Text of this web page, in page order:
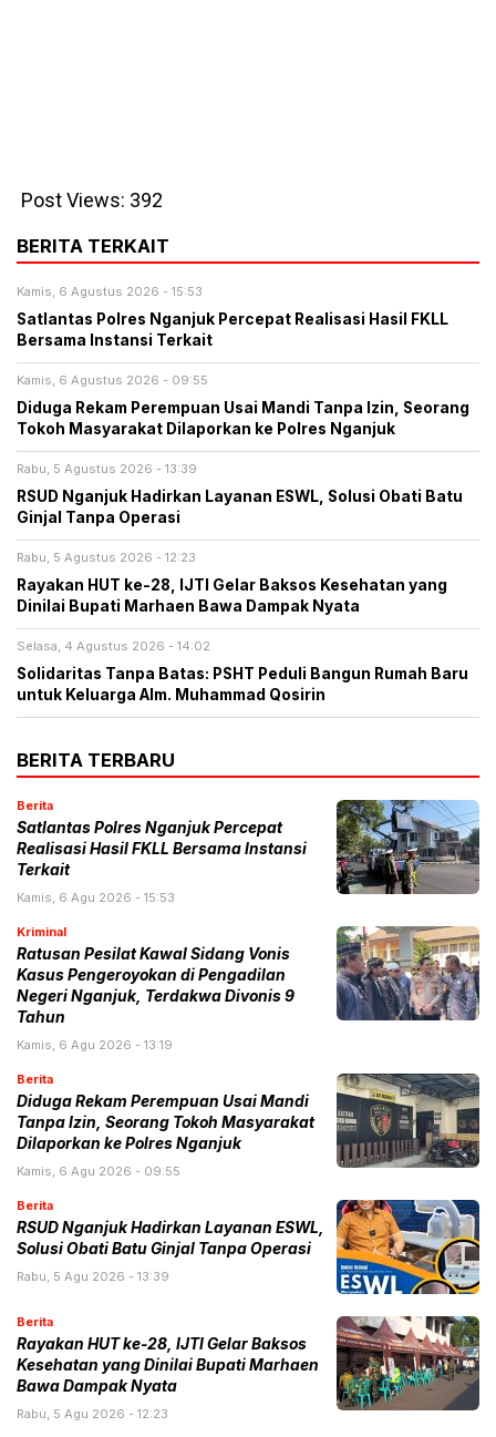
Post Views: 392
BERITA TERKAIT
Kamis, 6 Agustus 2026 - 15:53
Satlantas Polres Nganjuk Percepat Realisasi Hasil FKLL
Bersama Instansi Terkait
Kamis, 6 Agustus 2026 - 09:55
Diduga Rekam Perempuan Usai Mandi Tanpa Izin, Seorang
Tokoh Masyarakat Dilaporkan ke Polres Nganjuk
Rabu, 5 Agustus 2026 - 13:39
RSUD Nganjuk Hadirkan Layanan ESWL, Solusi Obati Batu
Ginjal Tanpa Operasi
Rabu, 5 Agustus 2026 - 12:23
Rayakan HUT ke-28, IJTI Gelar Baksos Kesehatan yang
Dinilai Bupati Marhaen Bawa Dampak Nyata
Selasa, 4 Agustus 2026 - 14:02
Solidaritas Tanpa Batas: PSHT Peduli Bangun Rumah Baru
untuk Keluarga Alm. Muhammad Qosirin
BERITA TERBARU
Berita
Satlantas Polres Nganjuk Percepat
Realisasi Hasil FKLL Bersama Instansi
Terkait
Kamis, 6 Agu 2026 - 15:53
Kriminal
Ratusan Pesilat Kawal Sidang Vonis
Kasus Pengeroyokan di Pengadilan
Negeri Nganjuk, Terdakwa Divonis 9
Tahun
Kamis, 6 Agu 2026 - 13:19
Berita
Diduga Rekam Perempuan Usai Mandi
Tanpa Izin, Seorang Tokoh Masyarakat
Dilaporkan ke Polres Nganjuk
Kamis, 6 Agu 2026 - 09:55
Berita
RSUD Nganjuk Hadirkan Layanan ESWL,
Solusi Obati Batu Ginjal Tanpa Operasi
Rabu, 5 Agu 2026 - 13:39
Berita
Rayakan HUT ke-28, IJTI Gelar Baksos
Kesehatan yang Dinilai Bupati Marhaen
Bawa Dampak Nyata
Rabu, 5 Agu 2026 - 12:23